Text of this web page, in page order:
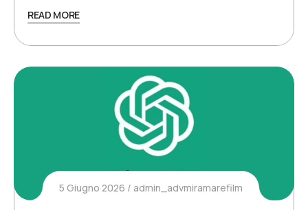
READ MORE
5 Giugno 2026 admin_advmiramarefilm